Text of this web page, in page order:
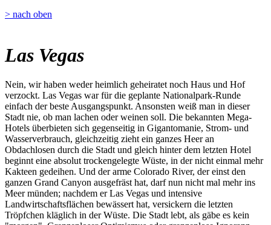
> nach oben
Las Vegas
Nein, wir haben weder heimlich geheiratet noch Haus und Hof
verzockt. Las Vegas war für die geplante Nationalpark-Runde
einfach der beste Ausgangspunkt. Ansonsten weiß man in dieser
Stadt nie, ob man lachen oder weinen soll. Die bekannten Mega-
Hotels überbieten sich gegenseitig in Gigantomanie, Strom- und
Wasserverbrauch, gleichzeitig zieht ein ganzes Heer an
Obdachlosen durch die Stadt und gleich hinter dem letzten Hotel
beginnt eine absolut trockengelegte Wüste, in der nicht einmal mehr
Kakteen gedeihen. Und der arme Colorado River, der einst den
ganzen Grand Canyon ausgefräst hat, darf nun nicht mal mehr ins
Meer münden; nachdem er Las Vegas und intensive
Landwirtschaftsflächen bewässert hat, versickern die letzten
Tröpfchen kläglich in der Wüste. Die Stadt lebt, als gäbe es kein